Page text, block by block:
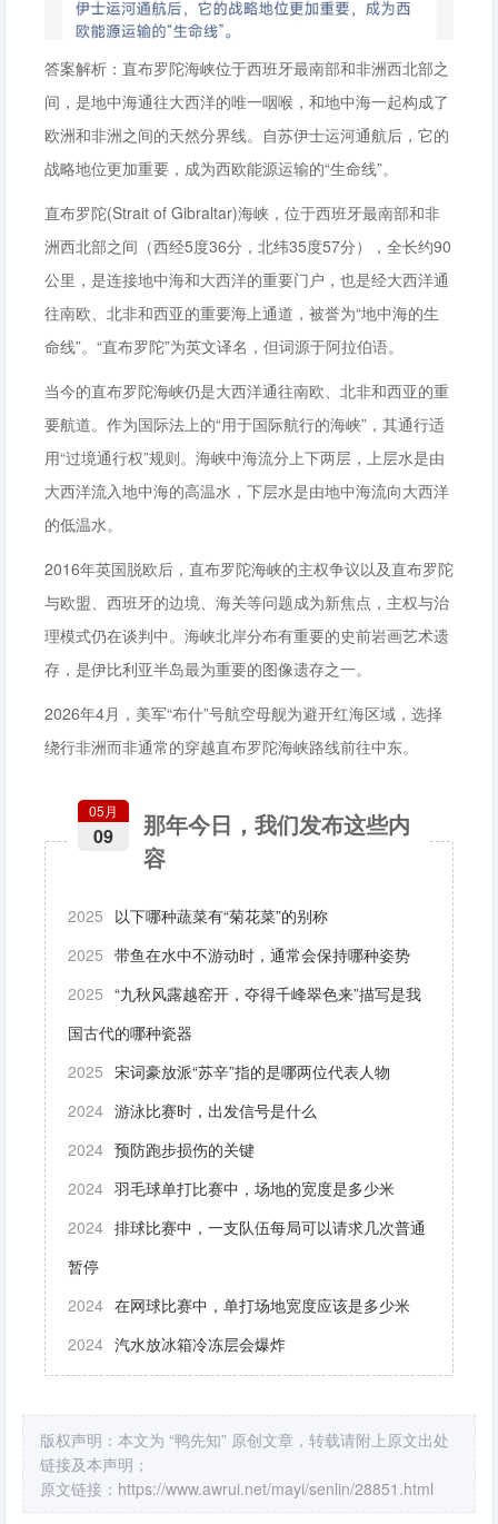
答案解析：直布罗陀海峡位于西班牙最南部和非洲西北部之
间，是地中海通往大西洋的唯一咽喉，和地中海一起构成了
欧洲和非洲之间的天然分界线。自苏伊士运河通航后，它的
战略地位更加重要，成为西欧能源运输的“生命线”。
直布罗陀(Strait of Gibraltar)海峡，位于西班牙最南部和非
洲西北部之间（西经5度36分，北纬35度57分），全长约90
公里，是连接地中海和大西洋的重要门户，也是经大西洋通
往南欧、北非和西亚的重要海上通道，被誉为“地中海的生
命线”。“直布罗陀”为英文译名，但词源于阿拉伯语。
当今的直布罗陀海峡仍是大西洋通往南欧、北非和西亚的重
要航道。作为国际法上的“用于国际航行的海峡”，其通行适
用“过境通行权”规则。海峡中海流分上下两层，上层水是由
大西洋流入地中海的高温水，下层水是由地中海流向大西洋
的低温水。
2016年英国脱欧后，直布罗陀海峡的主权争议以及直布罗陀
与欧盟、西班牙的边境、海关等问题成为新焦点，主权与治
理模式仍在谈判中。海峡北岸分布有重要的史前岩画艺术遗
存，是伊比利亚半岛最为重要的图像遗存之一。
2026年4月，美军“布什”号航空母舰为避开红海区域，选择
绕行非洲而非通常的穿越直布罗陀海峡路线前往中东。
那年今日，我们发布这些内
容
05月
09
2025 以下哪种蔬菜有“菊花菜”的别称
2025 带鱼在水中不游动时，通常会保持哪种姿势
2025 “九秋风露越窑开，夺得千峰翠色来”描写是我
国古代的哪种瓷器
2025 宋词豪放派“苏辛”指的是哪两位代表人物
2024 游泳比赛时，出发信号是什么
2024 预防跑步损伤的关键
2024 羽毛球单打比赛中，场地的宽度是多少米
2024 排球比赛中，一支队伍每局可以请求几次普通
暂停
2024 在网球比赛中，单打场地宽度应该是多少米
2024 汽水放冰箱冷冻层会爆炸
版权声明：本文为 “鸭先知” 原创文章，转载请附上原文出处
链接及本声明；
原文链接： https://www.awrui.net/mayi/senlin/28851.html